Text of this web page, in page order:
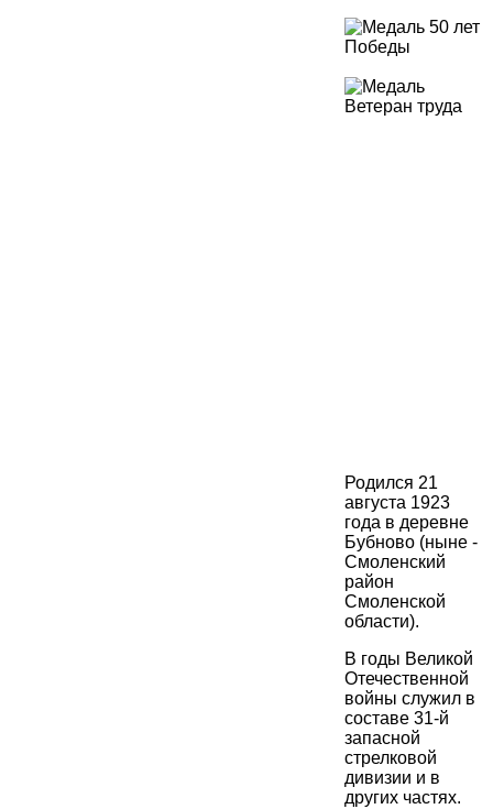
Родился 21
августа 1923
года в деревне
Бубново (ныне -
Смоленский
район
Смоленской
области).
В годы Великой
Отечественной
войны служил в
составе 31-й
запасной
стрелковой
дивизии и в
других частях.